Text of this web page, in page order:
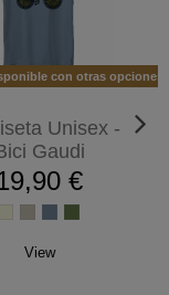
con otras opciones
Unisex -
Gaudi
€
View